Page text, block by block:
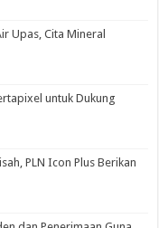
Upas, Cita Mineral
untuk Dukung
PLN Icon Plus Berikan